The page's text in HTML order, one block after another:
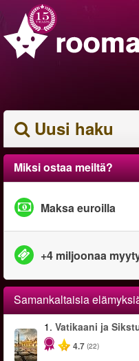
Uusi haku
Miksi ostaa meiltä?
Maksa euroilla
+4 miljoonaa
Samankaltaisia
1. Vatikaani ja
4.7 (22)